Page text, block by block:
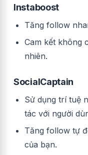
Instaboost
Tăng follow
Cam kết không
nhiên.
SocialCaptain
Sử dụng trí tuệ
tác với người
Tăng follow tự
của bạn.